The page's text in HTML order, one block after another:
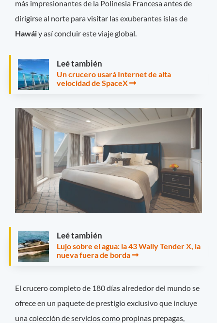
más impresionantes de la Polinesia Francesa antes de
dirigirse al norte para visitar las exuberantes islas de
Hawáiy así concluir este viaje global.
Leé también
Un crucero usará Internet de alta
velocidad de SpaceX
Leé también
Lujo sobre el agua: la 43 Wally Tender X, la
nueva fuera de borda
El crucero completo de 180 días alrededor del mundo se
ofrece en un paquete de prestigio exclusivo que incluye
una colección de servicios como propinas prepagas,